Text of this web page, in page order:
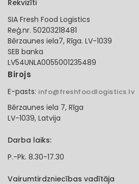
Rekvizīti
SIA Fresh Food Logistics
Reģ.nr. 50203218481
Bērzaunes iela7, Rīga. LV-1039
SEB banka
LV54UNLA0055001235489
Birojs
E-pasts: info@freshfoodlogistics.lv
Bērzaunes iela 7, Rīga
LV-1039, Latvija
Darba laiks:
P.-Pk. 8.30-17.30
Vairumtirdzniecības vadītāja